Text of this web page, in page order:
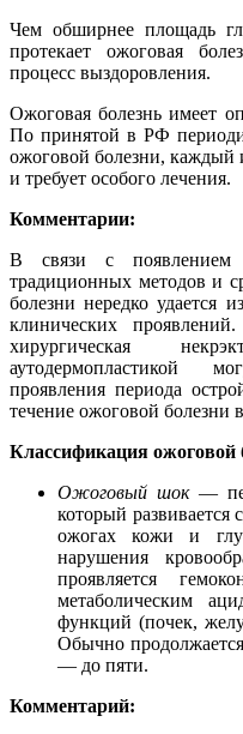
Чем обширнее площадь
протекает ожоговая
процесс выздоровления.
Ожоговая болезнь имеет
По принятой в РФ
ожоговой болезни, каждый
и требует особого лечения.
Комментарии:
В связи с появлением
традиционных методов и
болезни нередко удается
клинических
хирургическая
аутодермопластикой
проявления периода
течение ожоговой болезни
Классификация ожоговой
Ожоговый шок ―
который
ожогах кожи и
нарушения
проявляется
метаболическим
функций (почек,
Обычно
― до пяти.
Комментарий: